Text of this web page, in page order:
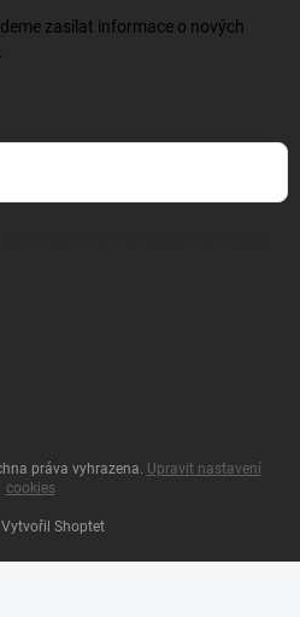
zasílat informace o nových
Vytvořil Shoptet
práva vyhrazena. Upravit nastavení
cookies